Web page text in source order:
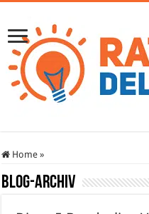
Home »
Blog-Archiv